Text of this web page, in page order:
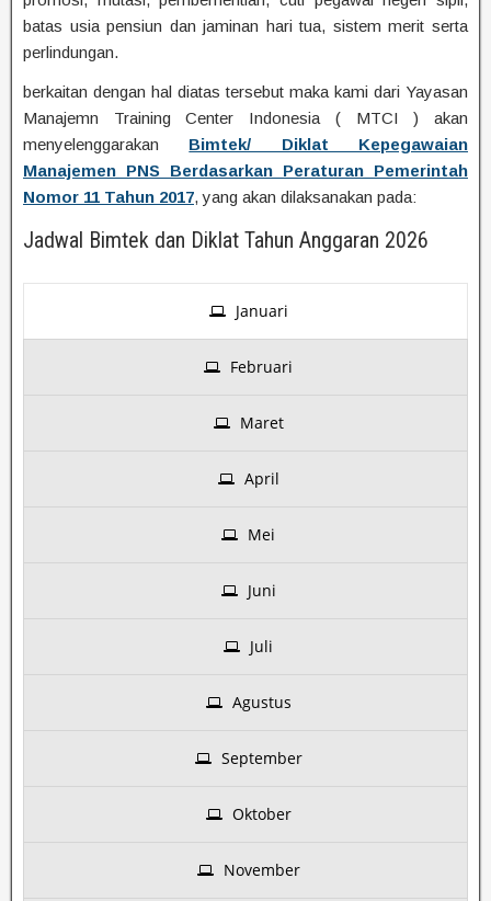
batas usia pensiun dan jaminan hari tua, sistem merit serta
perlindungan.
berkaitan dengan hal diatas tersebut maka kami dari Yayasan
Manajemn Training Center Indonesia ( MTCI ) akan
menyelenggarakan Bimtek/ Diklat Kepegawaian
Manajemen PNS Berdasarkan Peraturan Pemerintah
Nomor 11 Tahun 2017, yang akan dilaksanakan pada:
Jadwal Bimtek dan Diklat Tahun Anggaran 2026
Januari
Februari
Maret
April
Mei
Juni
Juli
Agustus
September
Oktober
November